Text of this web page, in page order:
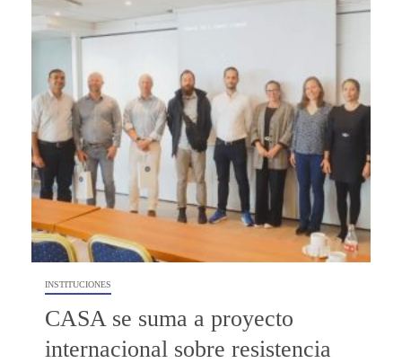
INSTITUCIONES
CASA se suma a proyecto
internacional sobre resistencia